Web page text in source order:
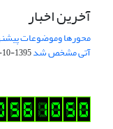
آخرین اخبار
محورها وموضوعات
آتی مشخص شد1395-10-07